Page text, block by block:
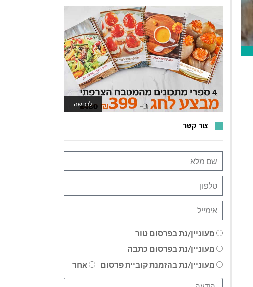
לרכישה
לאתר המשחקים
צור קשר
מעוניין/נת בפרסום טור
מעוניין/נת בפרסום כתבה
מעוניין/נת בהזמנת קוביית פרסום
אחר